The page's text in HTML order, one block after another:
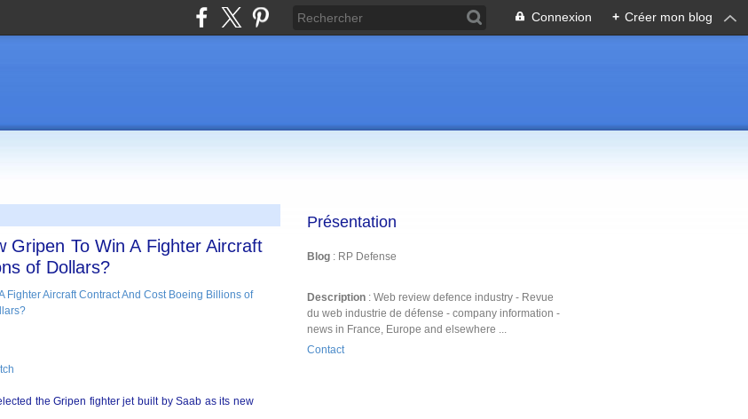
Connexion + Créer mon blog
Gripen To Win A Fighter Aircraft
of Dollars?
the Gripen fighter jet built by Saab as its new
Présentation
Blog : RP Defense
Description : Web review defence industry - Revue
du web industrie de défense - company information -
news in France, Europe and elsewhere ...
Contact